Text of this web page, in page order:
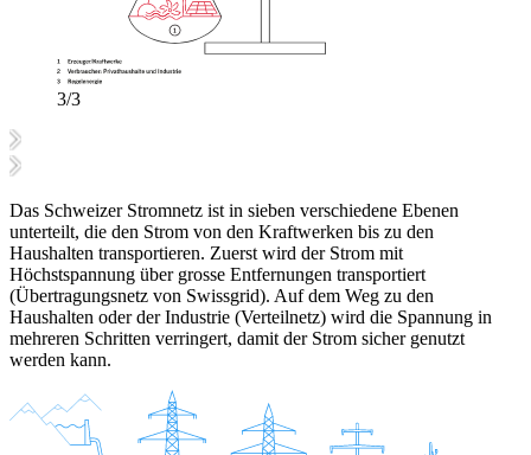
3/3
Das Schweizer Stromnetz ist in sieben verschiedene Ebenen
unterteilt, die den Strom von den Kraftwerken bis zu den
Haushalten transportieren. Zuerst wird der Strom mit
Höchstspannung über grosse Entfernungen transportiert
(Übertragungsnetz von Swissgrid). Auf dem Weg zu den
Haushalten oder der Industrie (Verteilnetz) wird die Spannung in
mehreren Schritten verringert, damit der Strom sicher genutzt
werden kann.